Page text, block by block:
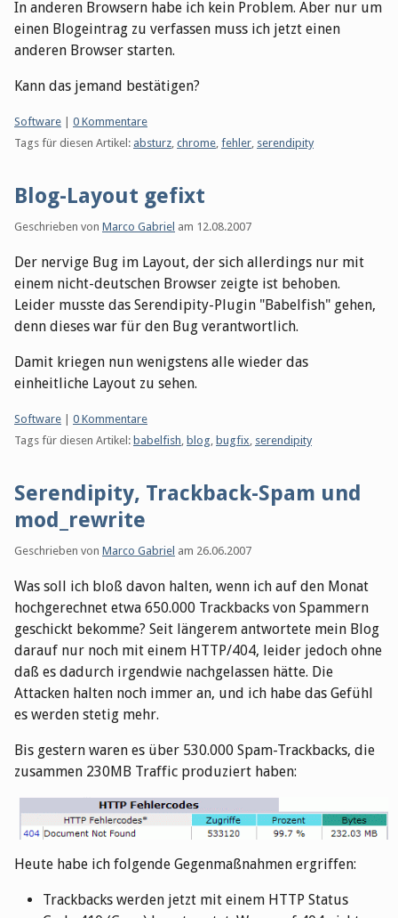
In anderen Browsern habe ich kein Problem. Aber nur um
einen Blogeintrag zu verfassen muss ich jetzt einen
anderen Browser starten.
Kann das jemand bestätigen?
Kategorien:
Software
0 Kommentare
Tags für diesen Artikel: absturz, chrome, fehler, serendipity
Blog-Layout gefixt
Geschrieben von Marco Gabriel am 12.08.2007
Der nervige Bug im Layout, der sich allerdings nur mit
einem nicht-deutschen Browser zeigte ist behoben.
Leider musste das Serendipity-Plugin "Babelfish" gehen,
denn dieses war für den Bug verantwortlich.
Damit kriegen nun wenigstens alle wieder das
einheitliche Layout zu sehen.
Kategorien:
Software
0 Kommentare
Tags für diesen Artikel: babelfish, blog, bugfix, serendipity
Serendipity, Trackback-Spam und
mod_rewrite
Geschrieben von Marco Gabriel am 26.06.2007
Was soll ich bloß davon halten, wenn ich auf den Monat
hochgerechnet etwa 650.000 Trackbacks von Spammern
geschickt bekomme? Seit längerem antwortete mein Blog
darauf nur noch mit einem HTTP/404, leider jedoch ohne
daß es dadurch irgendwie nachgelassen hätte. Die
Attacken halten noch immer an, und ich habe das Gefühl
es werden stetig mehr.
Bis gestern waren es über 530.000 Spam-Trackbacks, die
zusammen 230MB Traffic produziert haben:
Heute habe ich folgende Gegenmaßnahmen ergriffen:
Trackbacks werden jetzt mit einem HTTP Status